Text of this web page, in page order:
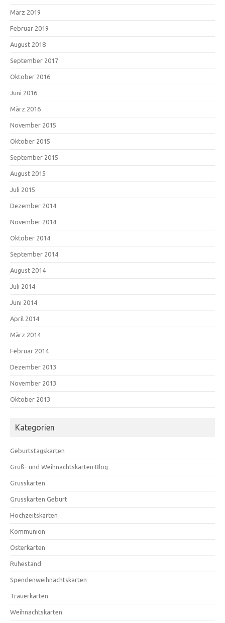
März 2019
Februar 2019
August 2018
September 2017
Oktober 2016
Juni 2016
März 2016
November 2015
Oktober 2015
September 2015
August 2015
Juli 2015
Dezember 2014
November 2014
Oktober 2014
September 2014
August 2014
Juli 2014
Juni 2014
April 2014
März 2014
Februar 2014
Dezember 2013
November 2013
Oktober 2013
Kategorien
Geburtstagskarten
Gruß- und Weihnachtskarten Blog
Grusskarten
Grusskarten Geburt
Hochzeitskarten
Kommunion
Osterkarten
Ruhestand
Spendenweihnachtskarten
Trauerkarten
Weihnachtskarten